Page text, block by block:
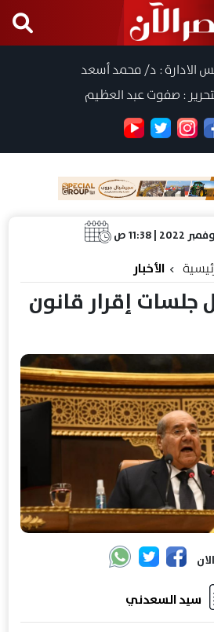
الادارة : د/ محمد أسعد
: صفوت عبد العظيم
الأخبار
جلسات إقرار قانون
سيد السعدني